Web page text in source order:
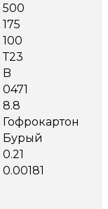
500
175
100
Т23
B
0471
8.8
Гофрокартон
Бурый
0.21
0.00181